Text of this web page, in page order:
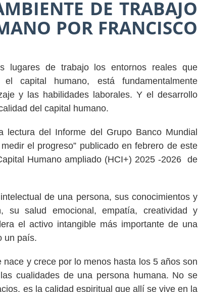
DE TRABAJO
POR FRANCISCO
lugares de trabajo los entornos reales que
capital humano, está fundamentalmente
y las habilidades laborales. Y el desarrollo
del capital humano.
del Informe del Grupo Banco Mundial
el progreso” publicado en febrero de este
Humano ampliado (HCI+) 2025 -2026 de
de una persona, sus conocimientos y
su salud emocional, empatía, creatividad y
el activo intangible más importante de una
un país.
y crece por lo menos hasta los 5 años son
cualidades de una persona humana. No se
es la calidad espiritual que allí se vive en la